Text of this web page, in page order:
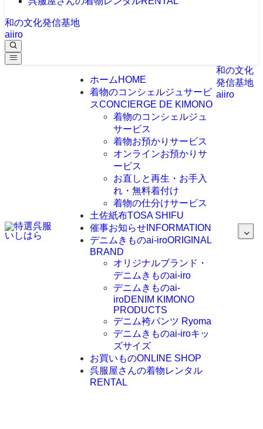
和の文化発信基地
aiiro
ホーム HOME
着物のコンシェルジュサービ
スCONCIERGE DE KIMONO
着物のコンシェルジュ
サービス
着物お預かりサービス
オンラインお預かりサ
ービス
お直しと再生・お手入
れ・無料着付け
着物の仕分けサービス
土佐紙布TOSA SHIFU
催事お知らせINFORMATION
デニムきものai-iroORIGINAL
BRAND
オリジナルブランド・
デニムきものai-iro
デニムきものai-
iroDENIM KIMONO
PRODUCTS
デニム袴パンツ Ryoma
デニムきものai-iroキッ
ズサイズ
お買いものONLINE SHOP
呉服屋さんの着物レンタル
RENTAL
和の文化
発信基地
aiiro